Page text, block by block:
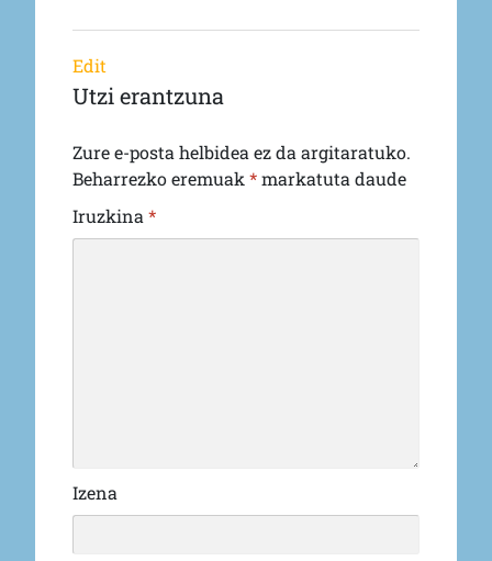
Edit
Utzi erantzuna
Zure e-posta helbidea ez da argitaratuko.
Beharrezko eremuak *markatuta daude
Iruzkina *
Izena